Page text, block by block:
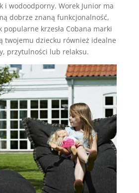
i wodoodporny. Worek Junior ma
dobrze znaną funkcjonalność,
popularne krzesła Cobana marki
twojemu dziecku również idealne
przytulności lub relaksu.